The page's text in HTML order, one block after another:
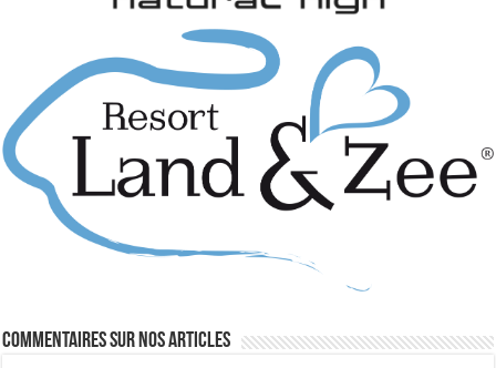
Commentaires sur nos articles